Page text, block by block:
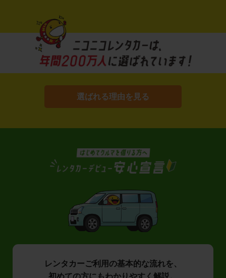
選ばれる理由を見る
レンタカーご利用の基本的な流れを、